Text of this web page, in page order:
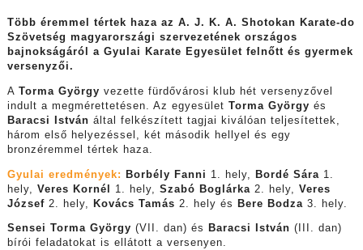
Több éremmel tértek haza az A. J. K. A. Shotokan Karate-do
Szövetség magyarországi szervezetének országos
bajnokságáról a Gyulai Karate Egyesület felnőtt és gyermek
versenyzői.
A Torma György vezette fürdővárosi klub hét versenyzővel
indult a megmérettetésen. Az egyesület Torma György és
Baracsi István által felkészített tagjai kiválóan teljesítettek,
három első helyezéssel, két második hellyel és egy
bronzéremmel tértek haza.
Gyulai eredmények: Borbély Fanni 1. hely, Bordé Sára 1.
hely, Veres Kornél 1. hely, Szabó Boglárka 2. hely, Veres
József2. hely, Kovács Tamás 2. hely és Bere Bodza 3. hely.
Sensei Torma György (VII. dan) és Baracsi István (III. dan)
bírói feladatokat is ellátott a versenyen.